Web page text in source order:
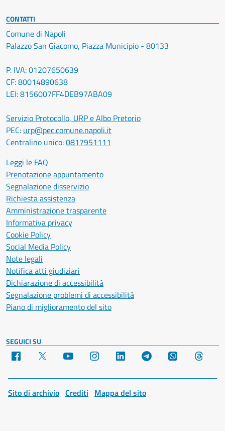
CONTATTI
Comune di Napoli
Palazzo San Giacomo, Piazza Municipio - 80133
P. IVA: 01207650639
CF: 80014890638
LEI: 8156007FF4DEB97ABA09
Servizio Protocollo, URP e Albo Pretorio
PEC: urp@pec.comune.napoli.it
Centralino unico:0817951111
Leggi le FAQ
Prenotazione appuntamento
Segnalazione disservizio
Richiesta assistenza
Amministrazione trasparente
Informativa privacy
Cookie Policy
Social Media Policy
Note legali
Notifica atti giudiziari
Dichiarazione di accessibilità
Segnalazione problemi di accessibilità
Piano di miglioramento del sito
SEGUICI SU
Facebook YouTube Instagram LinkedIn Telegram WhatsApp
Sito di archivio Crediti Mappa del sito